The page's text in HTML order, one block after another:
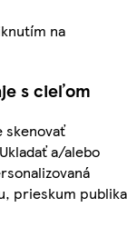
na
s cieľom
skenovať
a/alebo
prieskum publika